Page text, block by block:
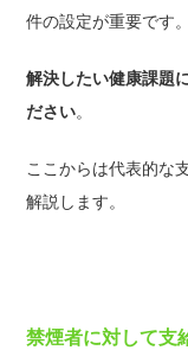
件の設定が重要です。
解決したい健康課題
ださい。
ここからは代表的な
解説します。
禁煙者に対して支